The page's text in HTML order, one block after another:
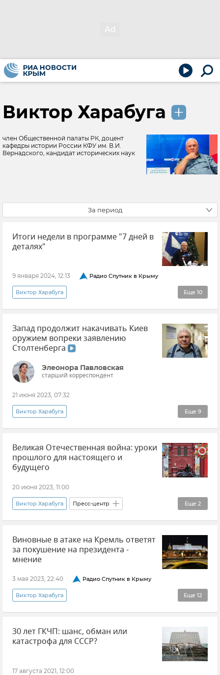
Виктор Харабуга
член Общественной палаты РК, доцент
кафедры истории России КФУ им. В.И.
Вернадского, кандидат исторических наук
За период
Итоги недели в программе "7 дней в
деталях"
9 января 2024, 12:13 Радио Спутник в Крыму
Еще 10
Виктор Харабуга
КФУ (Крымский федеральный университет)
Максим Грознов 7 дней в деталях
Крым
Безопасность Республики Крым и Севастополя
Белгород Владимир Путин (политик)
Подкасты Мнения
Поставки западного оружия Украине
Запад продолжит накачивать Киев
оружием вопреки заявлению
Столтенберга
Элеонора Павловская
старший корреспондент
21 июня 2023, 07:32
Еще 9
Виктор Харабуга
Эксклюзивы РИА Новости Крым Политика
Поставки западного оружия Украине НАТО
Йенс Столтенберг
Великая Отечественная война: уроки
прошлого для настоящего и
будущего
20 июня 2023, 11:00
Еще 2
Виктор Харабуга Пресс-центр
Сергей Ченнык Алексей Живов
Виновные в атаке на Кремль ответят
за покушение на президента -
мнение
3 мая 2023, 22:40 Радио Спутник в Крыму
Еще 12
Виктор Харабуга
Атака беспилотников на Кремль Кремль
Москва Украина Россия
30 лет ГКЧП: шанс, обман или
катастрофа для СССР?
17 августа 2021, 12:00